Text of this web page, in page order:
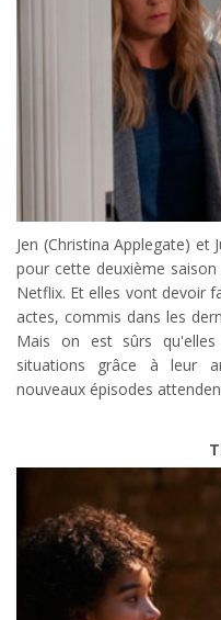
Jen (Christina Applegate) et
pour cette deuxième
Netflix. Et elles vont devoir
actes, commis dans les
Mais on est sûrs
situations grâce à leur
nouveaux épisodes